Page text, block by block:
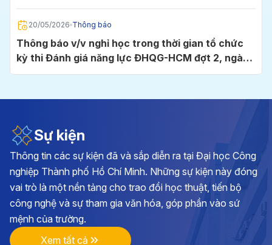
Chí Minh
20/05/2026 Thông báo
Thông báo v/v nghỉ học trong thời gian tổ chức
kỳ thi Đánh giá năng lực ĐHQG-HCM đợt 2, ngày
24/5/2026 tại Cụm thi Trường Đại học Công
học kỳ I, năm học 2026 - 2027
28/04/2026 Thông báo
Kế hoạch triển khai cuộc thi chính luận về bảo vệ
nền tảng tư tưởng của Đảng lần thứ 6, năm 2026
tại Đảng bộ Trường ĐH Công nghiệp TP.HCM
17/04/2026 Thông báo
Thông báo v/v vận động đóng góp hình ảnh, tư
Sự kiện
Thông tin các sự kiện đã và sắp diễn ra tại Đại học Công
nghiệp Thành phố Hồ Chí Minh. Những sự kiện này đóng
vai trò là một nền tảng cho trao đổi học thuật, tiến bộ
công nghệ và sự tham gia văn hóa, góp phần vào sứ
mệnh của trường.
Xem tất cả